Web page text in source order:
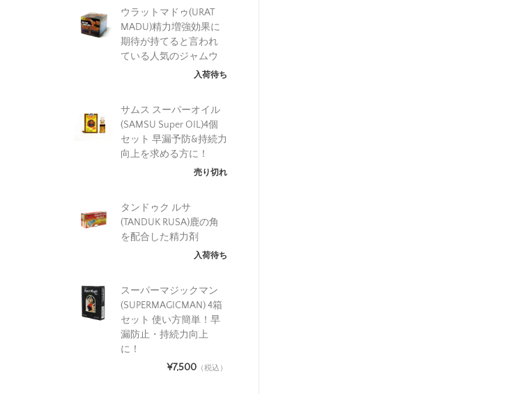
ウラットマドゥ(URAT
MADU)精力増強効果に
期待が持てると言われ
ている人気のジャムウ
入荷待ち
サムス スーパーオイル
(SAMSU Super OIL)4個
セット 早漏予防&持続力
向上を求める方に！
売り切れ
タンドゥク ルサ
(TANDUK RUSA)鹿の角
を配合した精力剤
入荷待ち
スーパーマジックマン
(SUPERMAGICMAN) 4箱
セット 使い方簡単！早
漏防止・持続力向上
に！
¥7,500 （税込）